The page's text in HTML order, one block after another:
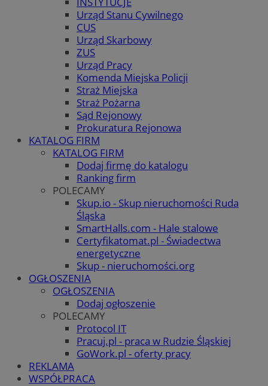
Urząd Stanu Cywilnego
CUS
Urząd Skarbowy
ZUS
Urząd Pracy
Komenda Miejska Policji
Straż Miejska
Straż Pożarna
Sąd Rejonowy
Prokuratura Rejonowa
KATALOG FIRM
KATALOG FIRM
Dodaj firmę do katalogu
Ranking firm
POLECAMY
Skup.io - Skup nieruchomości Ruda
Śląska
SmartHalls.com - Hale stalowe
Certyfikatomat.pl - Świadectwa
energetyczne
Skup - nieruchomości.org
OGŁOSZENIA
OGŁOSZENIA
Dodaj ogłoszenie
POLECAMY
Protocol IT
Pracuj.pl - praca w Rudzie Śląskiej
GoWork.pl - oferty pracy
REKLAMA
WSPÓŁPRACA